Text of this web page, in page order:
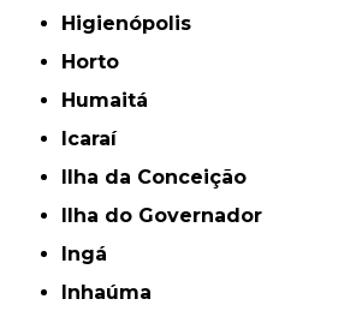
Higienópolis
Horto
Humaitá
Icaraí
Ilha da Conceição
Ilha do Governador
Ingá
Inhaúma